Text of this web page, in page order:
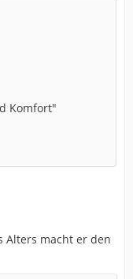
Komfort"
Alters macht er den